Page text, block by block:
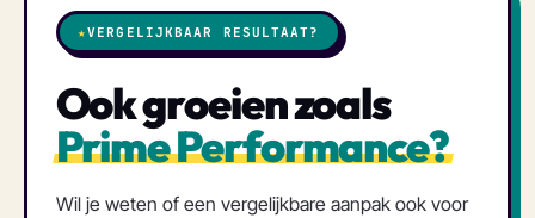
★VERGELIJKBAAR RESULTAAT?
Ook groeien zoals
Prime Performance?
Wil je weten of een vergelijkbare aanpak ook voor